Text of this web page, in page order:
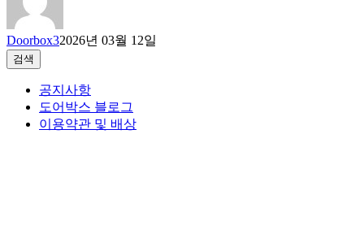
Doorbox32026년 03월 12일
검색
검색
공지사항
도어박스 블로그
이용약관 및 배상